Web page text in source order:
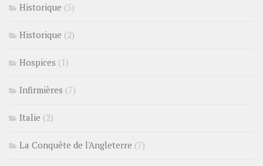
Historique (5)
Historique (2)
Hospices (1)
Infirmières (7)
Italie (2)
La Conquête de l'Angleterre (7)